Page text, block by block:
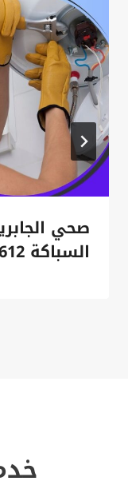
صحي
السباكة 50537612